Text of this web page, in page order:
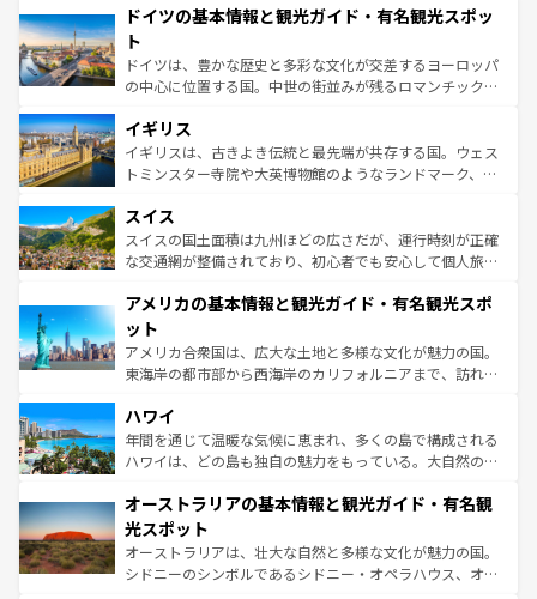
せる。地方によって風土や気候が異なるスペインはその個
ンテンツ一覧 を参照してほしい。
で、幅広い魅力が詰まっている。華麗な宮殿、歴史的な大
聖堂、美しいビーチ、そして豊かな自然が、訪れる者を心
から魅了する。また、フランスは美食の国としても知ら
れ、フランス料理はユネスコ無形文化遺産にも登録されて
香り高いラベンダー畑など、多彩な楽しみ方が可能だ。さ
らに、パリ以外の地域にも魅力が溢れており、どの街角に
も豊かな歴史と文化が息づいている。パリ以外の個性あふ
を参照してほしい。
ドイツの基本情報と観光ガイド・有名観光スポッ
ト
ドイツは、豊かな歴史と多彩な文化が交差するヨーロッパ
の中心に位置する国。中世の街並みが残るロマンチック街
顔を持つこの国は、どこを歩いても飽きることがない。ベ
ルリンの文化的活気、バイエルン州のアルプスの絶景、そ
してライン川沿いのワイン畑といった風景は必見。ビール
は、お酒好きな人にはぜひ体験してほしい。 なお、新着の
ドイツ情報はコンテンツ一覧を参照してほしい。
イギリス
イギリスは、古きよき伝統と最先端が共存する国。ウェス
トミンスター寺院や大英博物館のようなランドマーク、歴
リアごとに異なる魅力がある。また、優雅なアフタヌーン
ティー、ビール好きにはたまらない英国パブ、サッカー観
戦など、本場だからこそできる体験も豊富。イギリスを旅
ンツ一覧を参照してほしい。
スイス
スイスの国土面積は九州ほどの広さだが、運行時刻が正確
な交通網が整備されており、初心者でも安心して個人旅行
の建物がそのまま残る町や、スイスならではのユニークな
博物館もあり、アルプス観光だけでなく町歩きも満喫する
ことができる。国民の所得が高いため物価も高いが、旅行
者向けの交通パス提供のサービスもあり、うまく活用すれ
着のスイス情報は
アメリカの基本情報と観光ガイド・有名観光スポ
ット
アメリカ合衆国は、広大な土地と多様な文化が魅力の国。
東海岸の都市部から西海岸のカリフォルニアまで、訪れる
のような巨大都市は、観光、ショッピング、エンターテイ
ンメントが詰まった刺激的なスポットだ。一方、アメリカ
西部には大自然が広がり、グランドキャニオンやイエロー
部のニューオーリンズでは、音楽と美食が融合した独特の
文化が魅力。旅行者はアメリカの各地域で異なる魅力を楽
しみながら、その多様性と豊かな歴史を感じることができ
るだろう。車でのロードトリップや列車の旅も、アメリカ
ハワイ
年間を通じて温暖な気候に恵まれ、多くの島で構成される
ハワイは、どの島も独自の魅力をもっている。大自然の神
ワイ島は見逃せない。また、定番の観光地といえばオアフ
島だが、静かな自然を求めるならマウイ島やカウアイ島が
おすすめ。エメラルドグリーンに輝く海をはじめ、豊かな
文化や歴史が息づいている。「アロハスピリット」と呼ば
オーストラリアの基本情報と観光ガイド・有名観
光スポット
オーストラリアは、壮大な自然と多様な文化が魅力の国。
シドニーのシンボルであるシドニー・オペラハウス、オー